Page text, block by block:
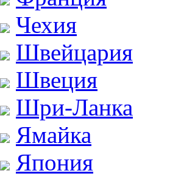
Чехия
Швейцария
Швеция
Шри-Ланка
Ямайка
Япония